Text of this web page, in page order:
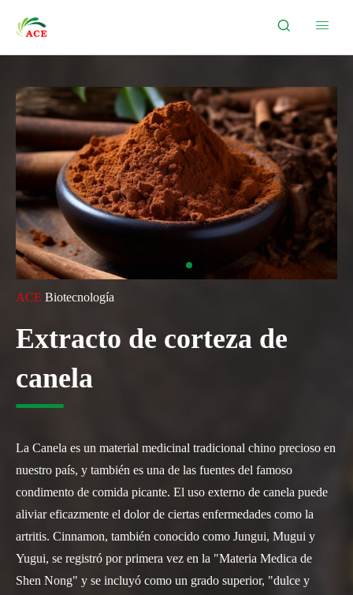
 
ACE Biotecnología
Extracto de corteza de
canela
La Canela es un material medicinal tradicional chino precioso en
nuestro país, y también es una de las fuentes del famoso
condimento de comida picante. El uso externo de canela puede
aliviar eficazmente el dolor de ciertas enfermedades como la
artritis. Cinnamon, también conocido como Jungui, Mugui y
Yugui, se registró por primera vez en la "Materia Medica de
Shen Nong" y se incluyó como un grado superior, "dulce y